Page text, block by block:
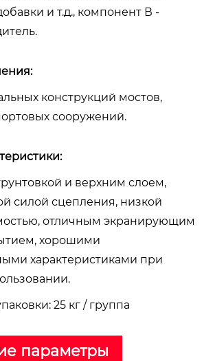
и т.д., компонент В -
конструкций мостов,
сооружений.
и верхним слоем,
силой сцепления, низкой
отличным экранирующим
хорошими
характеристиками при
25 кг / группа
параметры